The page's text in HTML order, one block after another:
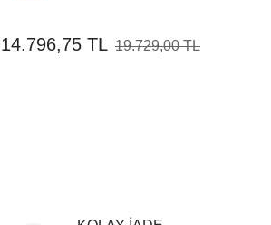
14.796,75 TL 19.729,00 TL